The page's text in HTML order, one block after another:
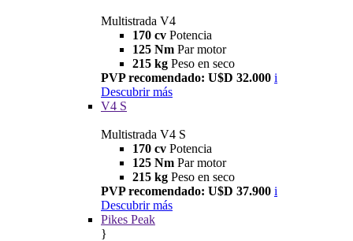
Multistrada V4
170 cv Potencia
125 Nm Par motor
215 kg Peso en seco
PVP recomendado: U$D 32.000 i
Descubrir más
V4 S
Multistrada V4 S
170 cv Potencia
125 Nm Par motor
215 kg Peso en seco
PVP recomendado: U$D 37.900 i
Descubrir más
Pikes Peak
}